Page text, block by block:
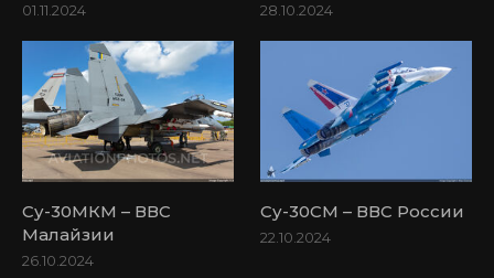
01.11.2024 28.10.2024
Су-30МКМ – ВВС
Малайзии
26.10.2024
Су-30СМ – ВВС России
22.10.2024